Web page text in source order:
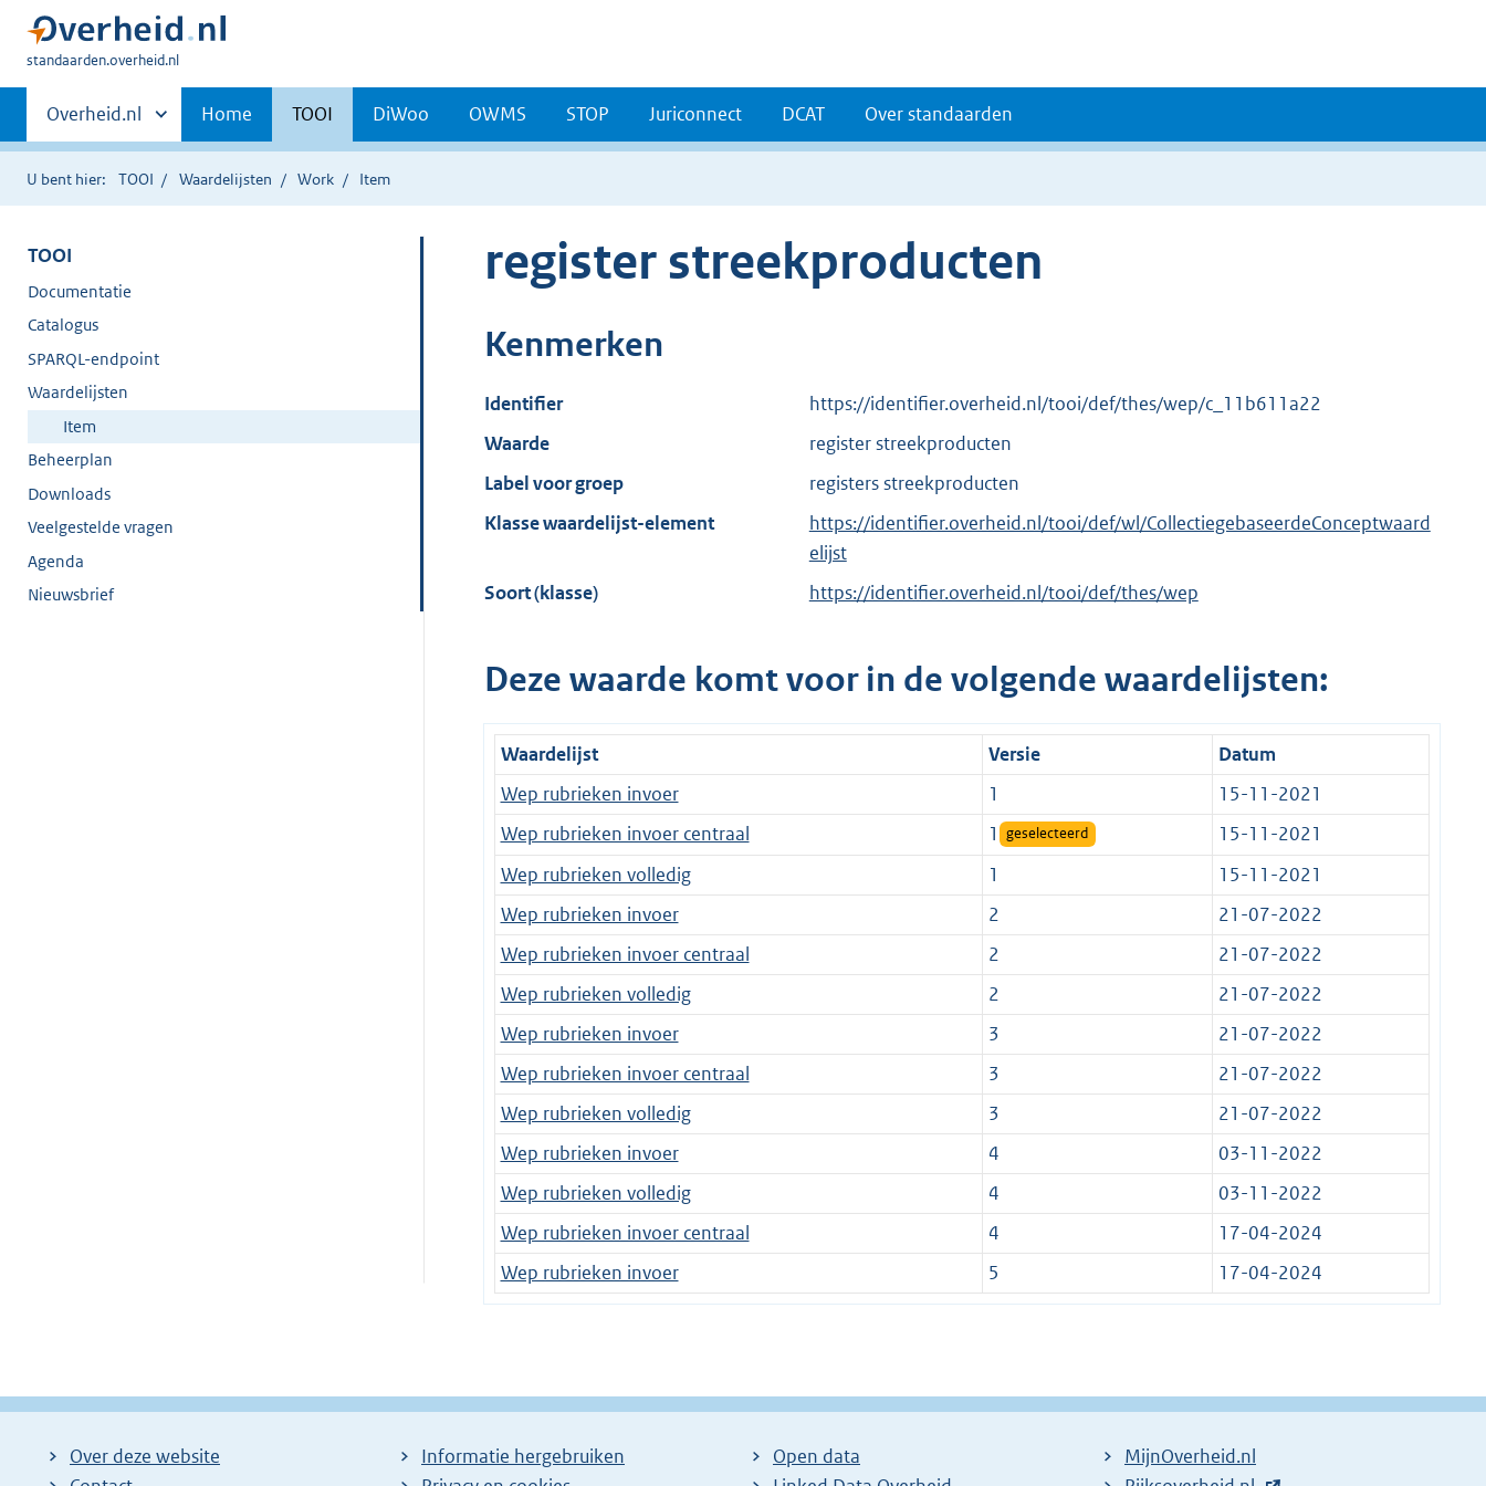
U
hier:
standaarden.overheid.nl
Primaire
navigatie
Andere
sites
binnen
Overheid.nl Home TOOI DiWoo OWMS STOP Juriconnect DCAT Over standaarden
U bent hier: TOOI Waardelijsten Work Item
TOOI
Documentatie
Catalogus
SPARQL-endpoint
Waardelijsten
Item
Beheerplan
Downloads
Veelgestelde vragen
Agenda
Nieuwsbrief
register streekproducten
Kenmerken
Identifier
https://identifier.overheid.nl/tooi/def/thes/wep/c_11b611a22
Waarde
register streekproducten
Label voor groep
registers streekproducten
Klasse waardelijst-element
https://identifier.overheid.nl/tooi/def/wl/CollectiegebaseerdeConceptwaard
elijst
Soort (klasse)
https://identifier.overheid.nl/tooi/def/thes/wep
Deze waarde komt voor in de volgende waardelijsten:
Waardelijst Versie
Datum
Wep rubrieken invoer
1
15-11-2021
Wep rubrieken invoer centraal
1 geselecteerd
15-11-2021
Wep rubrieken volledig
1
15-11-2021
Wep rubrieken invoer
2
21-07-2022
Wep rubrieken invoer centraal
2
21-07-2022
Wep rubrieken volledig
2
21-07-2022
Wep rubrieken invoer
3
21-07-2022
Wep rubrieken invoer centraal
3
21-07-2022
Wep rubrieken volledig
3
21-07-2022
Wep rubrieken invoer
4
03-11-2022
Wep rubrieken volledig
4
03-11-2022
Wep rubrieken invoer centraal
4
17-04-2024
Wep rubrieken invoer
5 17-04-2024
Over deze website
Informatie hergebruiken
Open data
MijnOverheid.nl